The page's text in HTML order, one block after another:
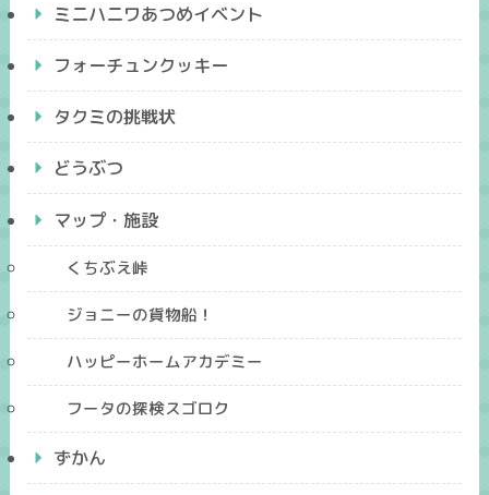
ミニハニワあつめイベント
フォーチュンクッキー
タクミの挑戦状
どうぶつ
マップ・施設
くちぶえ峠
ジョニーの貨物船！
ハッピーホームアカデミー
フータの探検スゴロク
ずかん